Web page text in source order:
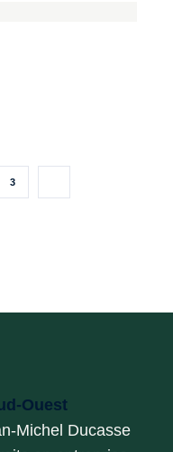
3
Ouest
Michel Ducasse